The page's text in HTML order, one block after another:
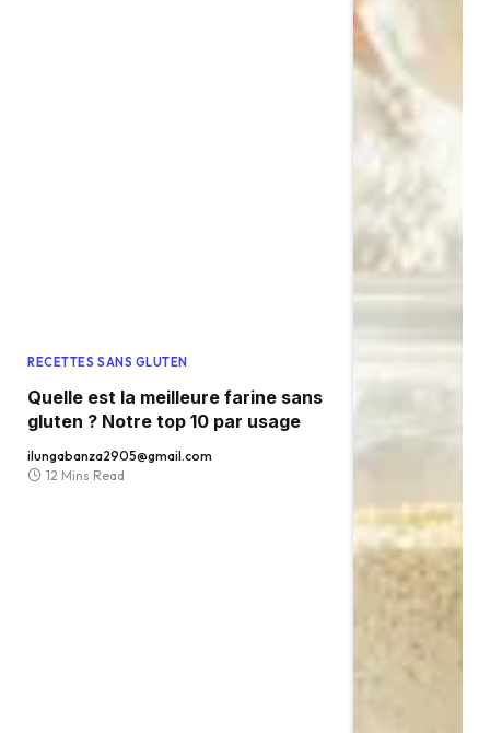
RECETTES SANS GLUTEN
Quelle est la meilleure farine sans
gluten ? Notre top 10 par usage
ilungabanza2905@gmail.com
12 Mins Read